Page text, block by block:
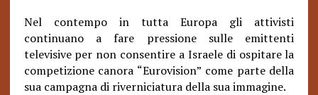
Nel contempo in tutta Europa gli attivisti
continuano a fare pressione sulle emittenti
televisive per non consentire a Israele di ospitare la
competizione canora “Eurovision” come parte della
sua campagna di riverniciatura della sua immagine.